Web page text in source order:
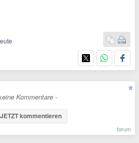
Kommentare -
JETZT kommentieren
forum